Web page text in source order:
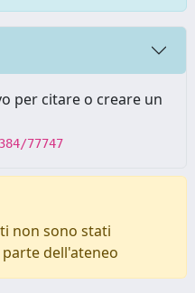
per citare o creare un
77747
non sono stati
dell'ateneo